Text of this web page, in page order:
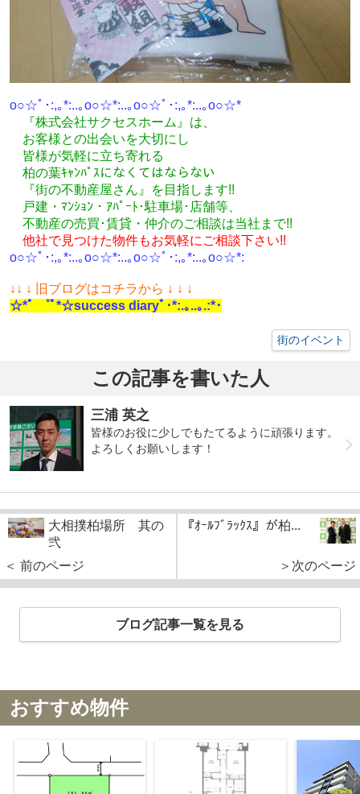
o○☆ﾟ･:,｡*:..｡o○☆*:..｡o○☆ﾟ･:,｡*:..｡o○☆*
『株式会社サクセスホーム』は、
お客様との出会いを大切にし
皆様が気軽に立ち寄れる
柏の葉ｷｬﾝﾊﾟｽになくてはならない
『街の不動産屋さん』を目指します!!
戸建・ﾏﾝｼｮﾝ・ｱﾊﾟｰﾄ･駐車場･店舗等、
不動産の売買･賃貸・仲介のご相談は当社まで!!
他社で見つけた物件もお気軽にご相談下さい!!
o○☆ﾟ･:,｡*:..｡o○☆*:..｡o○☆ﾟ･:,｡*:..｡o○☆*:
↓ ↓ ↓ 旧ブログはコチラから ↓ ↓ ↓
☆*ﾟ ゜ﾟ*☆success diaryﾟ･*:.｡..｡.:*･
街のイベント
この記事を書いた人
三浦 英之
皆様のお役に少しでもたてるように頑張ります。
よろしくお願いします！
大相撲柏場所 其の
弐
＜ 前のページ
『ｵｰﾙﾌﾞﾗｯｸｽ』が柏...
＞次のページ
ブログ記事一覧を見る
おすすめ物件